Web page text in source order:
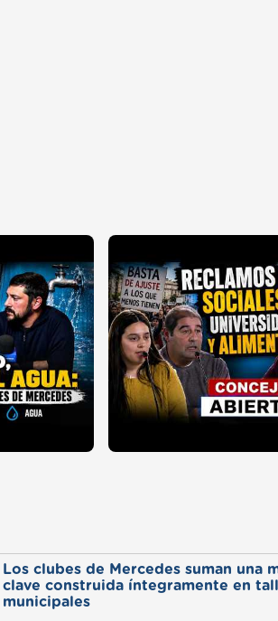
Los clubes de Mercedes suman una
clave construida íntegramente en
municipales